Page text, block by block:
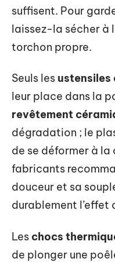
suffisent. Pour
laissez-la sécher à
torchon propre.
Seuls les ustensiles
leur place dans la
revêtement
dégradation ; le
de se déformer à
fabricants
douceur et sa
durablement l’effet
Les chocs
de plonger une